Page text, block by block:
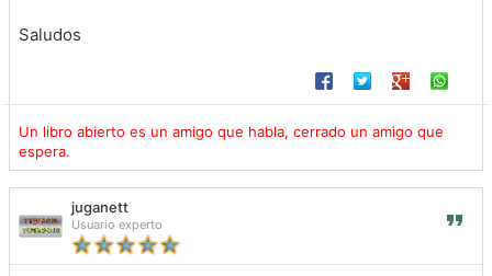
Saludos
Un libro abierto es un amigo que habla, cerrado un amigo que
espera.
juganett
Usuario experto